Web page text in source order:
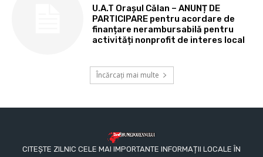
U.A.T Orașul Călan – ANUNȚ DE
PARTICIPARE pentru acordare de
finanțare nerambursabilă pentru
activități nonprofit de interes local
Încărcați mai multe
CITEȘTE ZILNIC CELE MAI IMPORTANTE INFORMAȚII LOCALE ÎN